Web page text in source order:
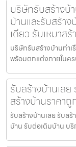
บริษัทรับสร้างบ้
บ้านและรับสร้า
เดียว รับเหมาส
บริษัทรับสร้างบ้านท่าเ
พร้อมตกแต่งภายในคร
รับสร้างบ้านเล
สร้างบ้านราคาถู
รับสร้างบ้านเลย รับสร้
บ้าน รับต่อเติมบ้าน บ